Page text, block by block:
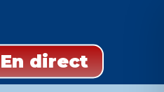
En direct